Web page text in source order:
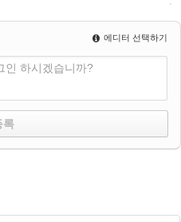
에디터 선택하기
인 하시겠습니까?